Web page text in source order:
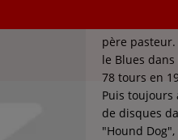
père
le Blues
78 tours en
Puis toujours
de disques
"Hound